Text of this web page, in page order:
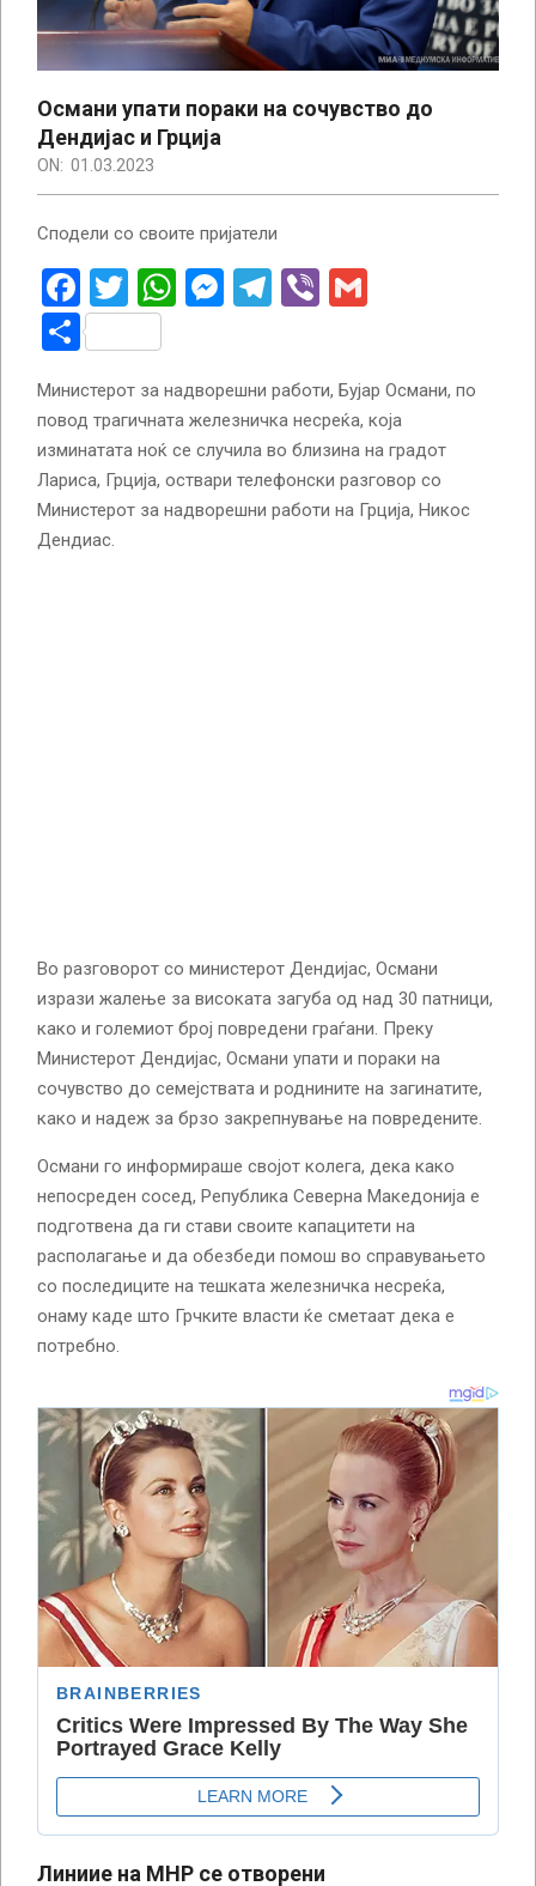
Османи упати пораки на сочувство до
Дендијас и Грција
ON: 01.03.2023
Сподели со своите пријатели
Facebook
Twitter
WhatsApp
Messenger
Telegram
Viber
Share
Министерот за надворешни работи, Бујар Османи, по
повод трагичната железничка несреќа, која
изминатата ноќ се случила во близина на градот
Лариса, Грција, оствари телефонски разговор со
Министерот за надворешни работи на Грција, Никос
Дендиас.
Во разговорот со министерот Дендијас, Османи
изрази жалење за високата загуба од над 30 патници,
како и големиот број повредени граѓани. Преку
Министерот Дендијас, Османи упати и пораки на
сочувство до семејствата и роднините на загинатите,
како и надеж за брзо закрепнување на повредените.
Османи го информираше својот колега, дека како
непосреден сосед, Република Северна Македонија е
подготвена да ги стави своите капацитети на
располагање и да обезбеди помош во справувањето
со последиците на тешката железничка несреќа,
онаму каде што Грчките власти ќе сметаат дека е
потребно.
Линиие на МНР се отворени